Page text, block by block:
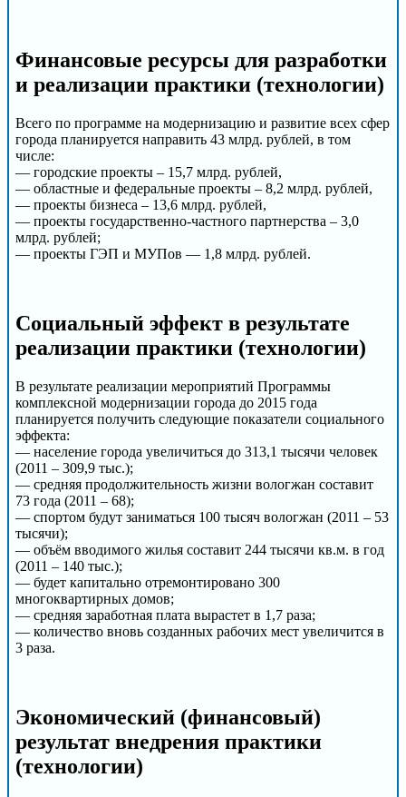
Финансовые ресурсы для разработки
и реализации практики (технологии)
Всего по программе на модернизацию и развитие всех сфер
города планируется направить 43 млрд. рублей, в том
числе:
— городские проекты – 15,7 млрд. рублей,
— областные и федеральные проекты – 8,2 млрд. рублей,
— проекты бизнеса – 13,6 млрд. рублей,
— проекты государственно-частного партнерства – 3,0
млрд. рублей;
— проекты ГЭП и МУПов — 1,8 млрд. рублей.
Социальный эффект в результате
реализации практики (технологии)
В результате реализации мероприятий Программы
комплексной модернизации города до 2015 года
планируется получить следующие показатели социального
эффекта:
— население города увеличиться до 313,1 тысячи человек
(2011 – 309,9 тыс.);
— средняя продолжительность жизни вологжан составит
73 года (2011 – 68);
— спортом будут заниматься 100 тысяч вологжан (2011 – 53
тысячи);
— объём вводимого жилья составит 244 тысячи кв.м. в год
(2011 – 140 тыс.);
— будет капитально отремонтировано 300
многоквартирных домов;
— средняя заработная плата вырастет в 1,7 раза;
— количество вновь созданных рабочих мест увеличится в
3 раза.
Экономический (финансовый)
результат внедрения практики
(технологии)